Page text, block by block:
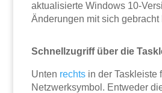
aktualisierte Windows 10-
Änderungen mit sich gebracht
Schnellzugriff über die
Unten rechts in der Taskleiste
Netzwerksymbol. Entweder